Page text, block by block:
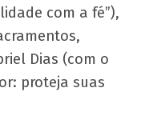
com a fé”),
Dias (com o
proteja suas